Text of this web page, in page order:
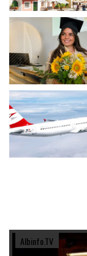
Albinfo.TV